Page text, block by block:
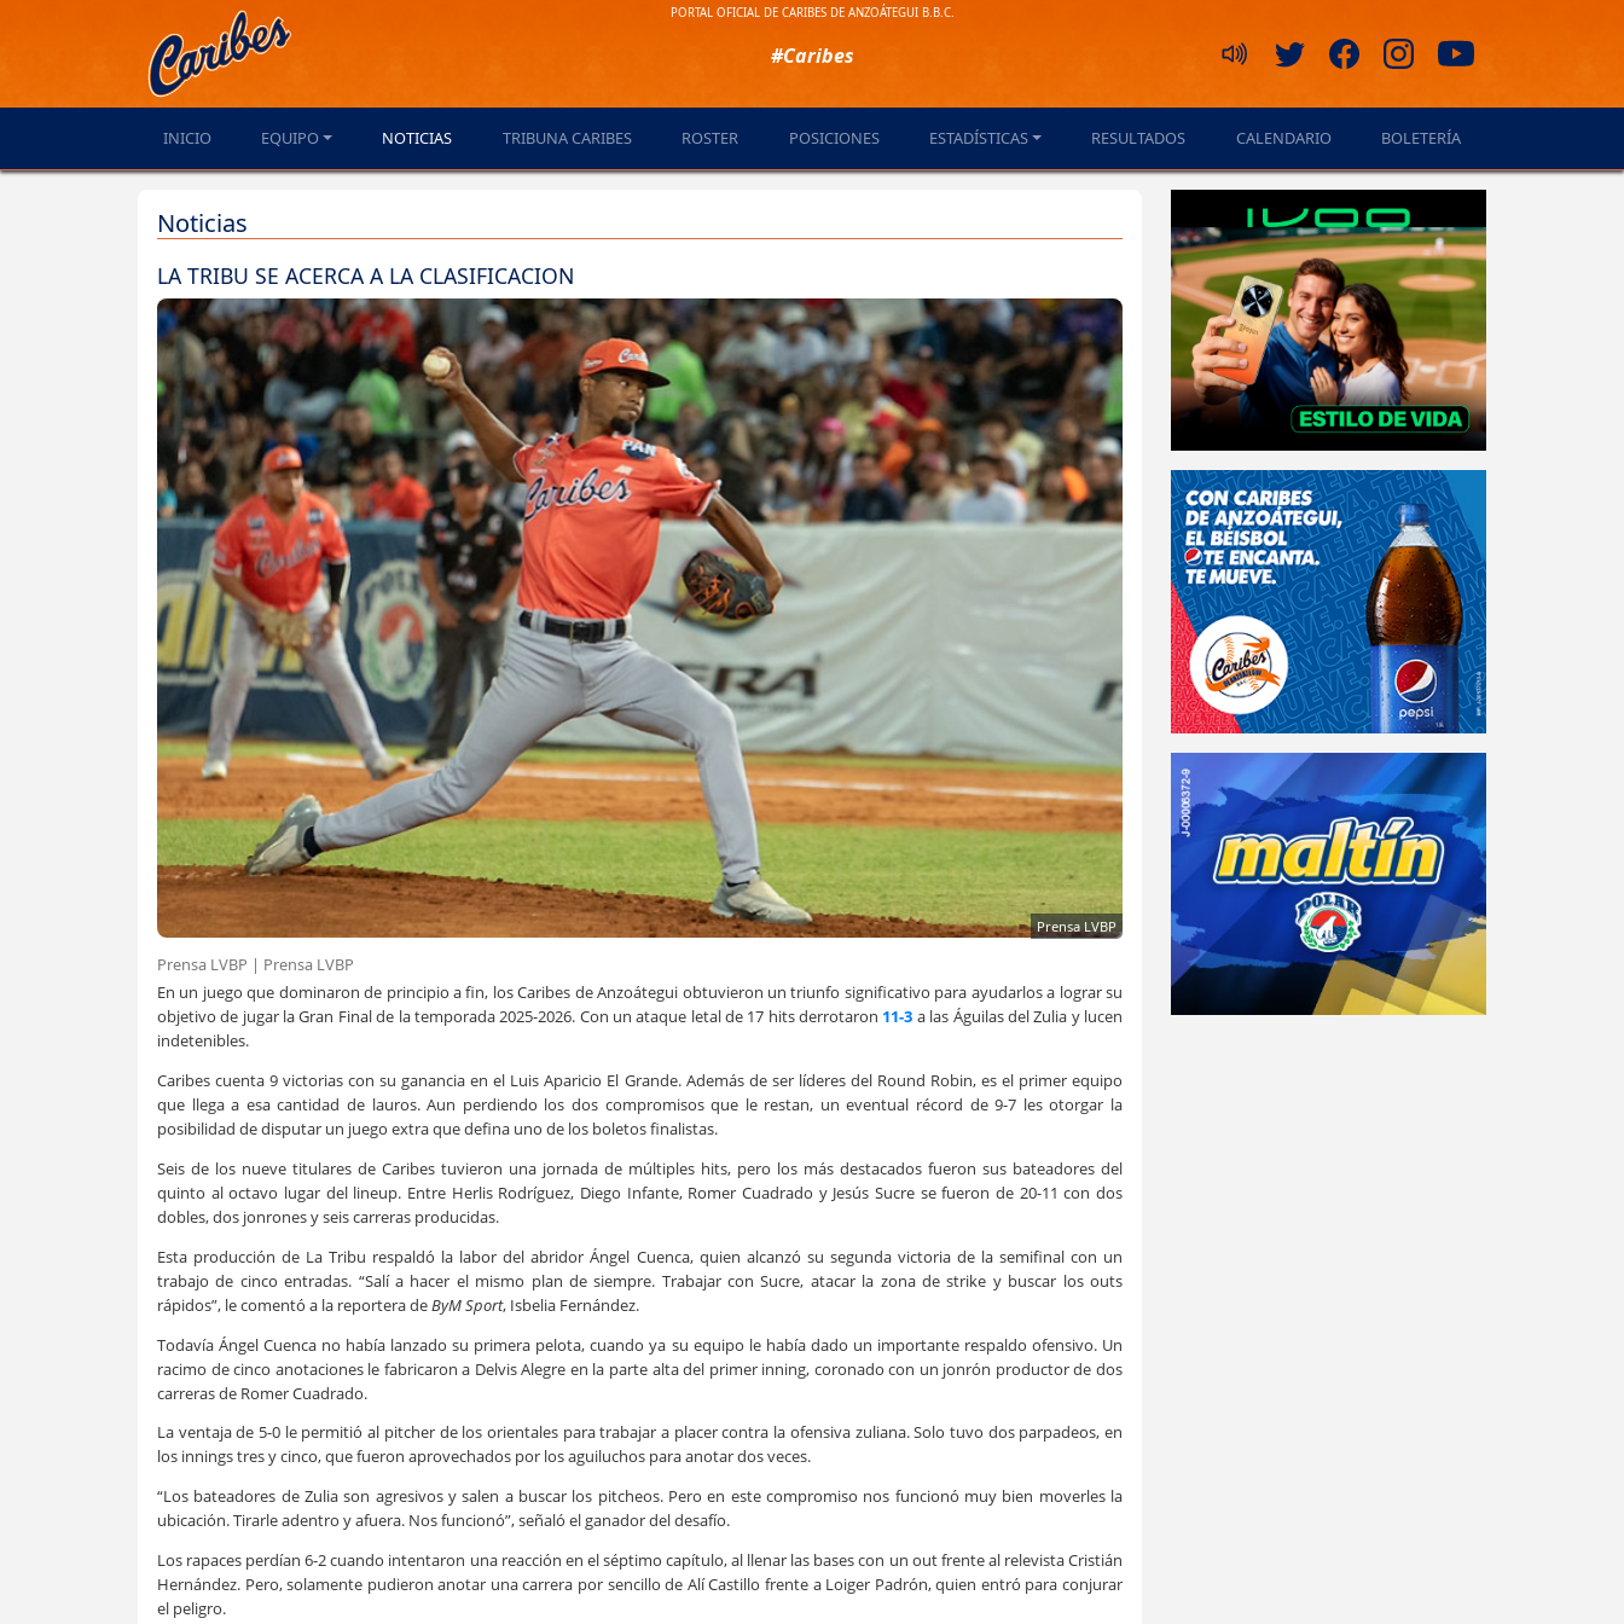
PORTAL OFICIAL DE CARIBES DE ANZOÁTEGUI B.B.C.
#Caribes
INICIO EQUIPO NOTICIAS TRIBUNA CARIBES ROSTER POSICIONES ESTADÍSTICAS RESULTADOS CALENDARIO BOLETERÍA
Noticias
LA TRIBU SE ACERCA A LA CLASIFICACION
Prensa LVBP
Prensa LVBP | Prensa LVBP
En un juego que dominaron de principio a fin, los Caribes de Anzoátegui obtuvieron un triunfo significativo para ayudarlos a lograr su
objetivo de jugar la Gran Final de la temporada 2025-2026. Con un ataque letal de 17 hits derrotaron 11-3 a las Águilas del Zulia y lucen
indetenibles.
Caribes cuenta 9 victorias con su ganancia en el Luis Aparicio El Grande. Además de ser líderes del Round Robin, es el primer equipo
que llega a esa cantidad de lauros. Aun perdiendo los dos compromisos que le restan, un eventual récord de 9-7 les otorgar la
posibilidad de disputar un juego extra que defina uno de los boletos finalistas.
Seis de los nueve titulares de Caribes tuvieron una jornada de múltiples hits, pero los más destacados fueron sus bateadores del
quinto al octavo lugar del lineup. Entre Herlis Rodríguez, Diego Infante, Romer Cuadrado y Jesús Sucre se fueron de 20-11 con dos
dobles, dos jonrones y seis carreras producidas.
Esta producción de La Tribu respaldó la labor del abridor Ángel Cuenca, quien alcanzó su segunda victoria de la semifinal con un
trabajo de cinco entradas. “Salí a hacer el mismo plan de siempre. Trabajar con Sucre, atacar la zona de strike y buscar los outs
rápidos”, le comentó a la reportera deByM Sport, Isbelia Fernández.
Todavía Ángel Cuenca no había lanzado su primera pelota, cuando ya su equipo le había dado un importante respaldo ofensivo. Un
racimo de cinco anotaciones le fabricaron a Delvis Alegre en la parte alta del primer inning, coronado con un jonrón productor de dos
carreras de Romer Cuadrado.
La ventaja de 5-0 le permitió al pitcher de los orientales para trabajar a placer contra la ofensiva zuliana. Solo tuvo dos parpadeos, en
los innings tres y cinco, que fueron aprovechados por los aguiluchos para anotar dos veces.
“Los bateadores de Zulia son agresivos y salen a buscar los pitcheos. Pero en este compromiso nos funcionó muy bien moverles la
ubicación. Tirarle adentro y afuera. Nos funcionó”, señaló el ganador del desafío.
Los rapaces perdían 6-2 cuando intentaron una reacción en el séptimo capítulo, al llenar las bases con un out frente al relevista Cristián
Hernández. Pero, solamente pudieron anotar una carrera por sencillo de Alí Castillo frente a Loiger Padrón, quien entró para conjurar
el peligro.